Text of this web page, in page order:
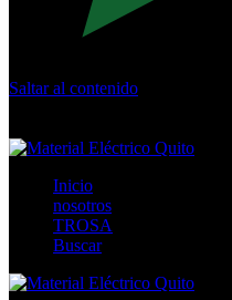
Saltar al contenido
Inicio
nosotros
TROSA
Buscar